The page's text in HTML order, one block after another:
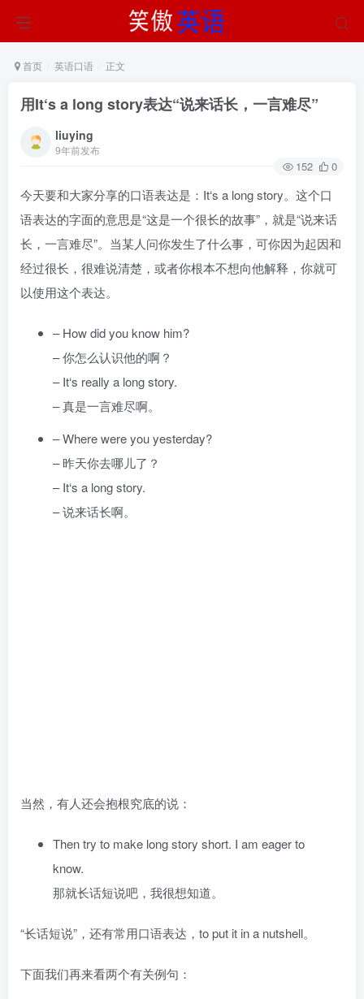
首页 英语口语 正文
用It‘s a long story表达“说来话长，一言难尽”
liuying
9年前发布
152 0
今天要和大家分享的口语表达是：It‘s a long story。这个口
语表达的字面的意思是“这是一个很长的故事”，就是“说来话
长，一言难尽”。当某人问你发生了什么事，可你因为起因和
经过很长，很难说清楚，或者你根本不想向他解释，你就可
以使用这个表达。
– How did you know him?
– 你怎么认识他的啊？
– It‘s really a long story.
– 真是一言难尽啊。
– Where were you yesterday?
– 昨天你去哪儿了？
– It‘s a long story.
– 说来话长啊。
当然，有人还会抱根究底的说：
Then try to make long story short. I am eager to
know.
那就长话短说吧，我很想知道。
“长话短说”，还有常用口语表达，to put it in a nutshell。
下面我们再来看两个有关例句：